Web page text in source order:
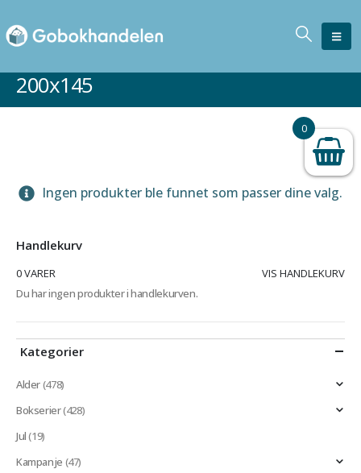
200x145
Ingen produkter ble funnet som passer dine valg.
Handlekurv
0 VARER
VIS HANDLEKURV
Du har ingen produkter i handlekurven.
Kategorier
Alder(478)
Bokserier(428)
Jul(19)
Kampanje (47)
0